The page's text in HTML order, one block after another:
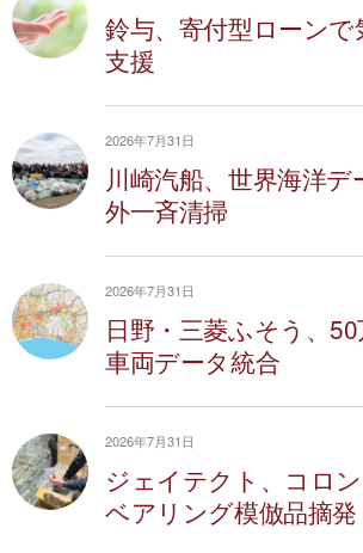
鈴与、寄付型ローンで
支援
2026年7月31日
川崎汽船、世界海洋デ
外一斉清掃
2026年7月31日
日野・三菱ふそう、
車両データ統合
2026年7月31日
ジェイテクト、コロ
ベアリング模倣品摘発